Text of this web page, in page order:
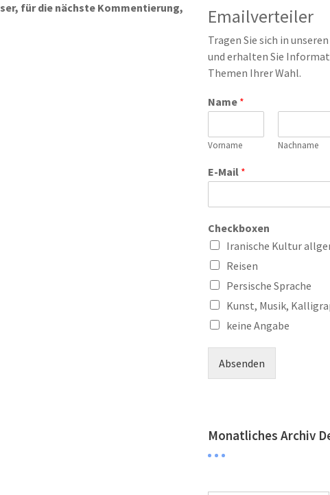
für die nächste Kommentierung,
Emailverteiler
Tragen Sie sich in
und erhalten Sie
Themen Ihrer Wahl.
Name *
Vorname Nachname
E-Mail *
Checkboxen
Iranische Kultur
Reisen
Persische Sprache
Kunst, Musik,
keine Angabe
Absenden
Monatliches Archiv